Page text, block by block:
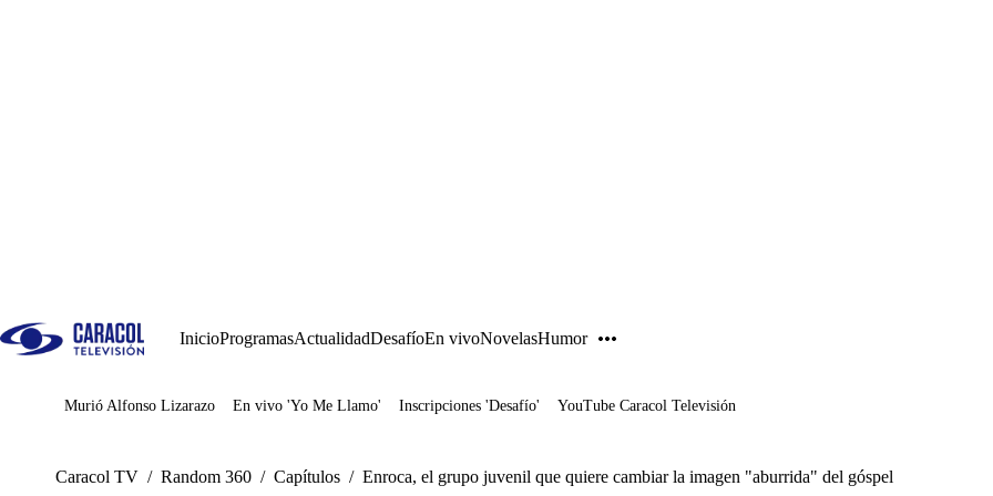
InicioProgramasActualidadDesafíoEn vivoNovelasHumor
Juegos
Murió Alfonso Lizarazo En vivo 'Yo Me Llamo' Inscripciones 'Desafío' YouTube Caracol Televisión
Caracol TV / Random 360 / Capítulos / Enroca, el grupo juvenil que quiere cambiar la imagen "aburrida" del góspel